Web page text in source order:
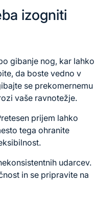
izogniti
gibanje nog, kar lahko
da boste vedno v
se prekomernemu
vaše ravnotežje.
prijem lahko
tega ohranite
udarcev.
in se pripravite na